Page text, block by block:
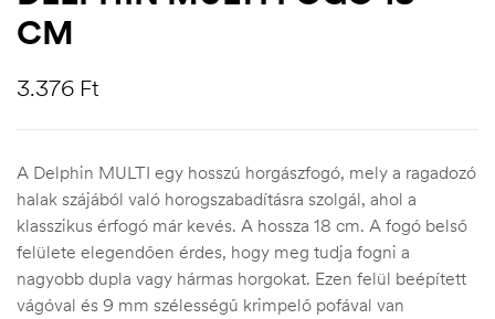
CM
3.376 Ft
A Delphin MULTI egy hosszú horgászfogó, mely a ragadozó
halak szájából való horogszabadításra szolgál, ahol a
klasszikus érfogó már kevés. A hossza 18 cm. A fogó belső
felülete elegendően érdes, hogy meg tudja fogni a
nagyobb dupla vagy hármas horgokat. Ezen felül beépített
vágóval és 9 mm szélességű krimpelő pofával van